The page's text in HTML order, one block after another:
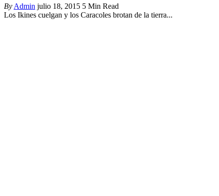
By Admin julio 18, 2015 5 Min Read
Los Ikines cuelgan y los Caracoles brotan de la tierra...